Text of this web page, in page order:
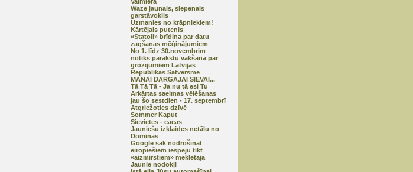
Waze jaunais, slepenais
garstāvoklis
Uzmanies no krāpniekiem!
Kārtējais putenis
«Statoil» brīdina par datu
zagšanas mēģinājumiem
No 1. līdz 30.novembrim
notiks parakstu vākšana par
grozījumiem Latvijas
Republikas Satversmē
MANAI DĀRGAJAI SIEVAI...
Tā Tā Tā - Ja nu tā esi Tu
Ārkārtas saeimas vēlēšanas
jau šo sestdien - 17. septembrī
Atgriežoties dzīvē
Sommer Kaput
Sievietes - cacas
Jauniešu izklaides netālu no
Dominas
Google sāk nodrošināt
eiropiešiem iespēju tikt
«aizmirstiem» meklētājā
Jaunie nodokļi